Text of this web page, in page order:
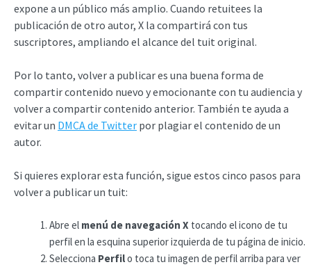
expone a un público más amplio. Cuando retuitees la
publicación de otro autor, X la compartirá con tus
suscriptores, ampliando el alcance del tuit original.
Por lo tanto, volver a publicar es una buena forma de
compartir contenido nuevo y emocionante con tu audiencia y
volver a compartir contenido anterior. También te ayuda a
evitar un DMCA de Twitter por plagiar el contenido de un
autor.
Si quieres explorar esta función, sigue estos cinco pasos para
volver a publicar un tuit:
Abre el menú de navegación X tocando el icono de tu
perfil en la esquina superior izquierda de tu página de inicio.
Selecciona Perfilo toca tu imagen de perfil arriba para ver